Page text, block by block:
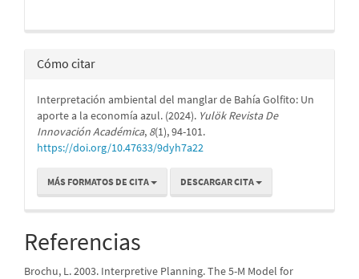
Cómo citar
Interpretación ambiental del manglar de Bahía Golfito: Un
aporte a la economía azul. (2024). Yulök Revista De
Innovación Académica, 8(1), 94-101.
https://doi.org/10.47633/9dyh7a22
MÁS FORMATOS DE CITA DESCARGAR CITA
Referencias
Brochu, L. 2003. Interpretive Planning. The 5-M Model for